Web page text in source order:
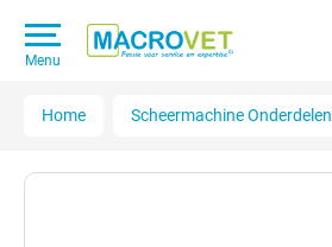
Menu
Home Scheermachine Onderdelen